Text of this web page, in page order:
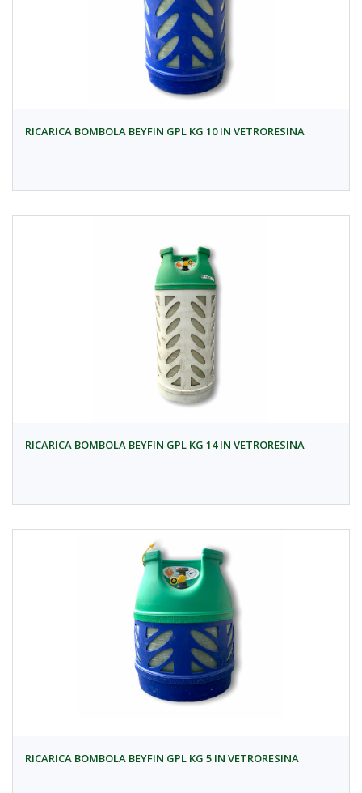
RICARICA BOMBOLA BEYFIN GPL KG 10 IN VETRORESINA
RICARICA BOMBOLA BEYFIN GPL KG 14 IN VETRORESINA
RICARICA BOMBOLA BEYFIN GPL KG 5 IN VETRORESINA